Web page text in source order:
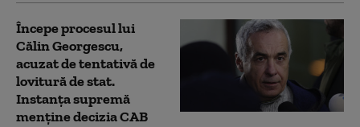
Începe procesul lui
Călin Georgescu,
acuzat de tentativă de
lovitură de stat.
Instanța supremă
menține decizia CAB